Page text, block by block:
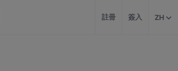
註冊 簽入 ZH